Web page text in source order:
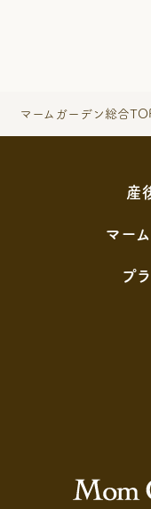
マームガーデン総合
産
マー
プ